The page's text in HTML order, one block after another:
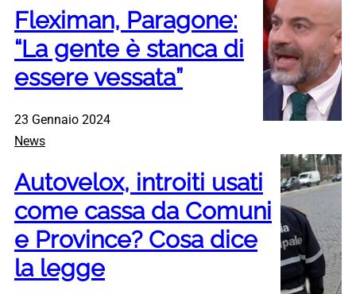
Fleximan, Paragone:
“La gente è stanca di
essere vessata”
23 Gennaio 2024
News
Autovelox, introiti usati
come cassa da Comuni
e Province? Cosa dice
la legge